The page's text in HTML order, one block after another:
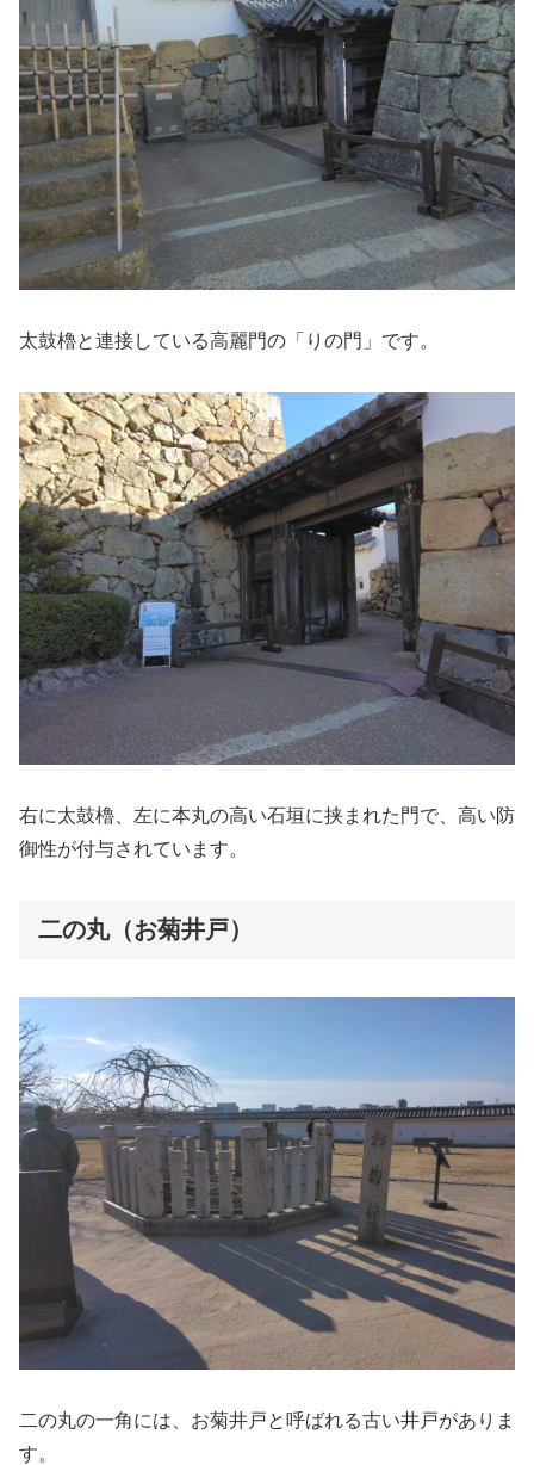
太鼓櫓と連接している高麗門の「りの門」です。
右に太鼓櫓、左に本丸の高い石垣に挟まれた門で、高い防
御性が付与されています。
二の丸（お菊井戸）
二の丸の一角には、お菊井戸と呼ばれる古い井戸がありま
す。